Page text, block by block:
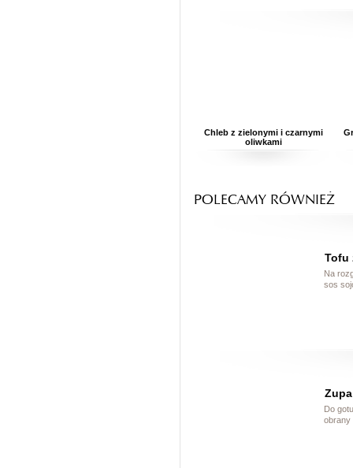
Chleb z zielonymi i czarnymi
oliwkami
POLECAMY RÓWNIEŻ
Tofu
Na
sos
Do
obrany